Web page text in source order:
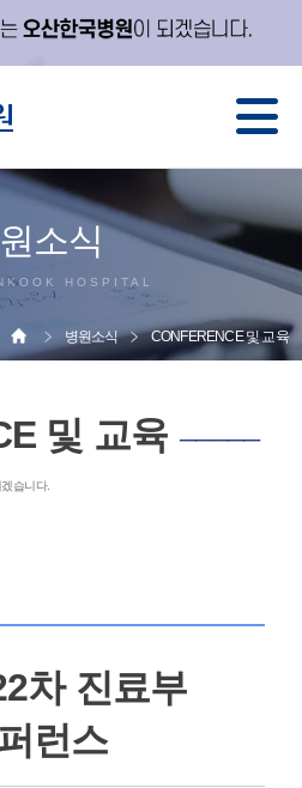
소식
HOSPITAL
병원소식 CONFERENCE 및 교육
및 교육 ─────
습니다.
차 진료부
런스